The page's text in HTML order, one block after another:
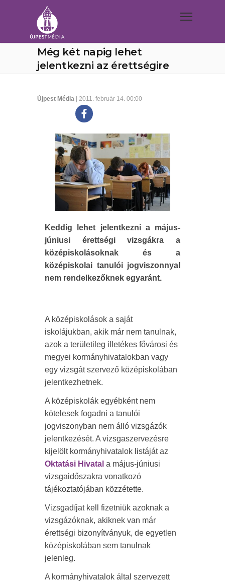
Még két napig lehet
jelentkezni az érettségire
Újpest Média | 2011. február 14. 00:00
Keddig lehet jelentkezni a május-
júniusi érettségi vizsgákra a
középiskolásoknak és a
középiskolai tanulói jogviszonnyal
nem rendelkezőknek egyaránt.
A középiskolások a saját
iskolájukban, akik már nem tanulnak,
azok a területileg illetékes fővárosi és
megyei kormányhivatalokban vagy
egy vizsgát szervező középiskolában
jelentkezhetnek.
A középiskolák egyébként nem
kötelesek fogadni a tanulói
jogviszonyban nem álló vizsgázók
jelentkezését. A vizsgaszervezésre
kijelölt kormányhivatalok listáját az
Oktatási Hivatal a május-júniusi
vizsgaidőszakra vonatkozó
tájékoztatójában közzétette.
Vizsgadíjat kell fizetniük azoknak a
vizsgázóknak, akiknek van már
érettségi bizonyítványuk, de egyetlen
középiskolában sem tanulnak
jelenleg.
A kormányhivatalok által szervezett